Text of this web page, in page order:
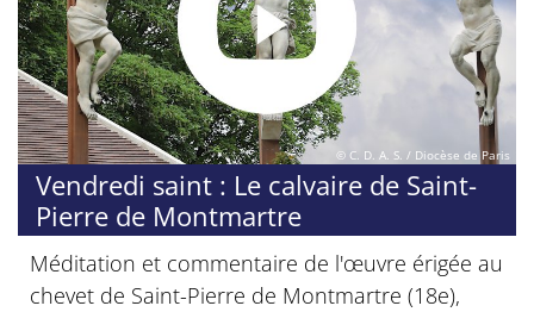
© C. D. A. S. / Diocèse de Paris
Vendredi saint : Le calvaire de Saint-
Pierre de Montmartre
Méditation et commentaire de l'œuvre érigée au
chevet de Saint-Pierre de Montmartre (18e),